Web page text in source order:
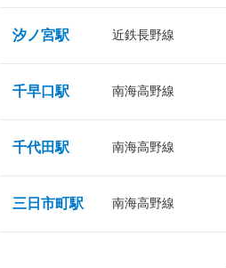
汐ノ宮駅 近鉄長野線
千早口駅 南海高野線
千代田駅 南海高野線
三日市町駅 南海高野線